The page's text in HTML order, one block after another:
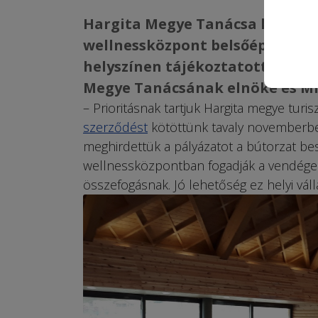
Hargita Megye Tanácsa kiírta
wellnessközpont
helyszínen tájékoztatott élő
Megye Tanácsának elnöke és
– Prioritásnak tartjuk Hargita megye
szerződést kötöttünk tavaly
meghirdettük a pályázatot a bútorzat
wellnessközpontban fogadják a
összefogásnak. Jó lehetőség ez helyi